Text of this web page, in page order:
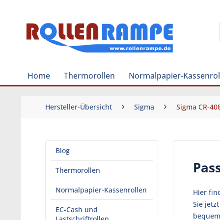
Home Thermorollen Normalpapier-
Hersteller-Übersicht Sigma Sigma CR-
Blog
Thermorollen
Normalpapier-Kassenrollen
EC-Cash und
Hier
Sie